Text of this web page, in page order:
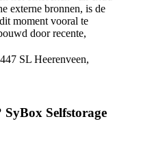
externe bronnen, is de
moment vooral te
door recente,
SL Heerenveen,
Selfstorage